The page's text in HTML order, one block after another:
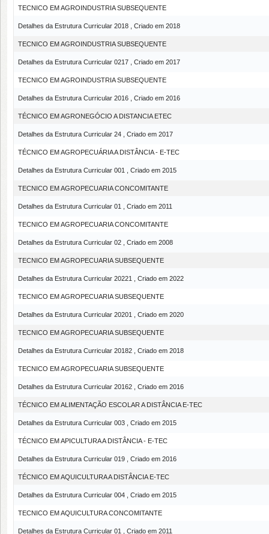
TECNICO EM AGROINDUSTRIA SUBSEQUENTE
Detalhes da Estrutura Curricular 2018 , Criado em 2018
TECNICO EM AGROINDUSTRIA SUBSEQUENTE
Detalhes da Estrutura Curricular 0217 , Criado em 2017
TECNICO EM AGROINDUSTRIA SUBSEQUENTE
Detalhes da Estrutura Curricular 2016 , Criado em 2016
TÉCNICO EM AGRONEGÓCIO A DISTANCIA ETEC
Detalhes da Estrutura Curricular 24 , Criado em 2017
TÉCNICO EM AGROPECUÁRIA A DISTÂNCIA - E-TEC
Detalhes da Estrutura Curricular 001 , Criado em 2015
TECNICO EM AGROPECUARIA CONCOMITANTE
Detalhes da Estrutura Curricular 01 , Criado em 2011
TECNICO EM AGROPECUARIA CONCOMITANTE
Detalhes da Estrutura Curricular 02 , Criado em 2008
TECNICO EM AGROPECUARIA SUBSEQUENTE
Detalhes da Estrutura Curricular 20221 , Criado em 2022
TECNICO EM AGROPECUARIA SUBSEQUENTE
Detalhes da Estrutura Curricular 20201 , Criado em 2020
TECNICO EM AGROPECUARIA SUBSEQUENTE
Detalhes da Estrutura Curricular 20182 , Criado em 2018
TECNICO EM AGROPECUARIA SUBSEQUENTE
Detalhes da Estrutura Curricular 20162 , Criado em 2016
TÉCNICO EM ALIMENTAÇÃO ESCOLAR A DISTÂNCIA E-TEC
Detalhes da Estrutura Curricular 003 , Criado em 2015
TÉCNICO EM APICULTURA A DISTÂNCIA - E-TEC
Detalhes da Estrutura Curricular 019 , Criado em 2016
TÉCNICO EM AQUICULTURA A DISTÂNCIA E-TEC
Detalhes da Estrutura Curricular 004 , Criado em 2015
TECNICO EM AQUICULTURA CONCOMITANTE
Detalhes da Estrutura Curricular 01 , Criado em 2011